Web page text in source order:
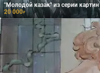
20 000₽